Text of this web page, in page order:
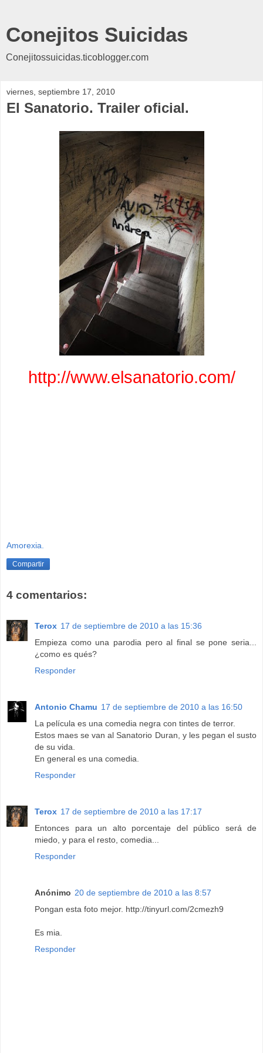
Conejitos Suicidas
Conejitossuicidas.ticoblogger.com
viernes, septiembre 17, 2010
El Sanatorio. Trailer oficial.
http://www.elsanatorio.com/
Amorexia.
Compartir
4 comentarios:
Terox 17 de septiembre de 2010 a las 15:36
Empieza como una parodia pero al final se pone seria...
¿como es qués?
Responder
Antonio Chamu 17 de septiembre de 2010 a las 16:50
La película es una comedia negra con tintes de terror.
Estos maes se van al Sanatorio Duran, y les pegan el susto
de su vida.
En general es una comedia.
Responder
Terox 17 de septiembre de 2010 a las 17:17
Entonces para un alto porcentaje del público será de
miedo, y para el resto, comedia...
Responder
Anónimo 20 de septiembre de 2010 a las 8:57
Pongan esta foto mejor. http://tinyurl.com/2cmezh9
Es mia.
Responder